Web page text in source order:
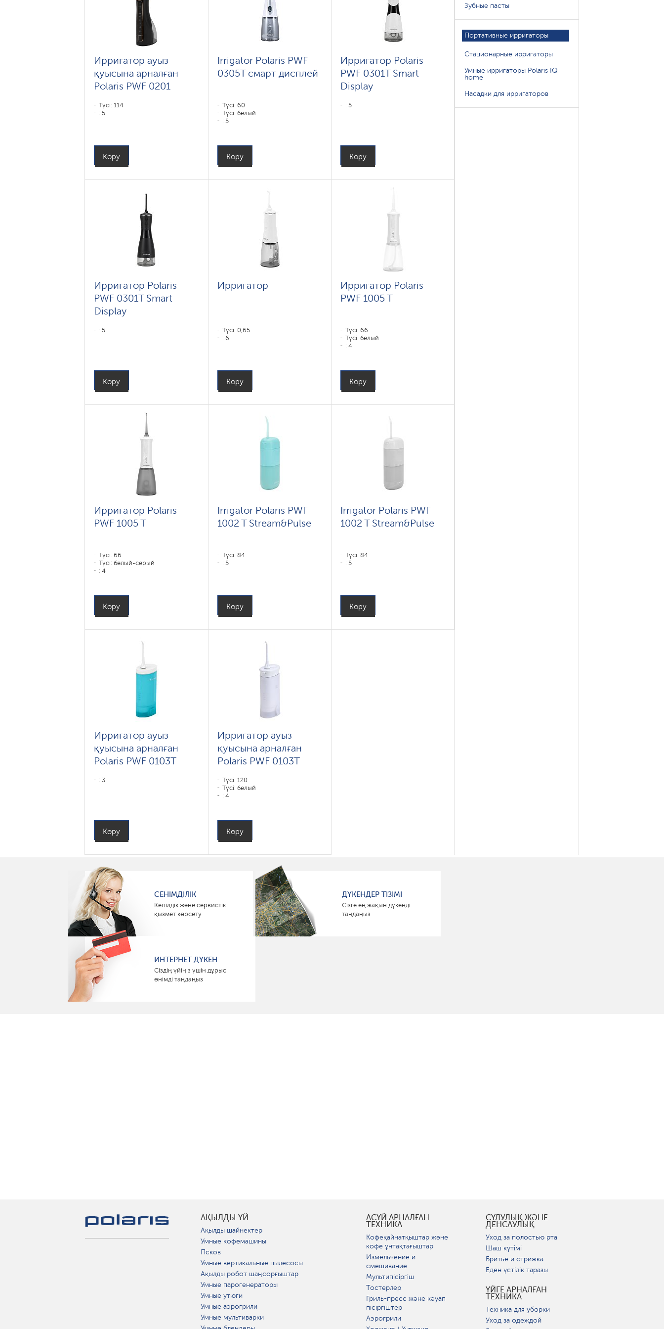
Ирригатор ауыз
қуысына арналған
Polaris PWF 0201
Түсі: 114
: 5
Көру
Irrigator Polaris PWF
0305T смарт дисплей
Түсі: 60
Түсі: белый
: 5
Көру
Ирригатор Polaris
PWF 0301T Smart
Display
: 5
Көру
Ирригатор Polaris
PWF 0301T Smart
Display
: 5
Көру
Ирригатор
Түсі: 0,65
: 6
Көру
Ирригатор Polaris
PWF 1005 T
Түсі: 66
Түсі: белый
: 4
Көру
Ирригатор Polaris
PWF 1005 T
Түсі: 66
Түсі: белый-серый
: 4
Көру
Irrigator Polaris PWF
1002 T Stream&Pulse
Түсі: 84
: 5
Көру
Irrigator Polaris PWF
1002 T Stream&Pulse
Түсі: 84
: 5
Көру
Ирригатор ауыз
қуысына арналған
Polaris PWF 0103T
: 3
Көру
Ирригатор ауыз
қуысына арналған
Polaris PWF 0103T
Түсі: 120
Түсі: белый
: 4
Көру
Зубные пасты
Портативные ирригаторы
Стационарные ирригаторы
Умные ирригаторы Polaris IQ
home
Насадки для ирригаторов
СЕНІМДІЛІК
Кепілдік және сервистік
қызмет көрсету
ДҮКЕНДЕР ТІЗІМІ
Сізге ең жақын дүкенді
таңдаңыз
ИНТЕРНЕТ ДҮКЕН
Сіздің үйіңіз үшін дұрыс
өнімді таңдаңыз
АҚЫЛДЫ ҮЙ
Ақылды шайнектер
Умные кофемашины
Псков
Умные вертикальные пылесосы
Ақылды робот шаңсорғыштар
Умные парогенераторы
Умные утюги
Умные аэрогрили
Умные мультиварки
АСҮЙ АРНАЛҒАН
ТЕХНИКА
Кофеқайнатқыштар және
кофе ұнтақтағыштар
Измельчение и
смешивание
Мультипісіргіш
Тостерлер
Гриль-пресс және кәуап
пісіргіштер
Аэрогрили
СҰЛУЛЫҚ ЖӘНЕ
ДЕНСАУЛЫҚ
Уход за полостью рта
Шаш күтімі
Бритье и стрижка
Еден үстілік таразы
ҮЙГЕ АРНАЛҒАН
ТЕХНИКА
Техника для уборки
Уход за одеждой